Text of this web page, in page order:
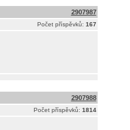
2907987
Počet příspěvků: 167
2907988
Počet příspěvků: 1814